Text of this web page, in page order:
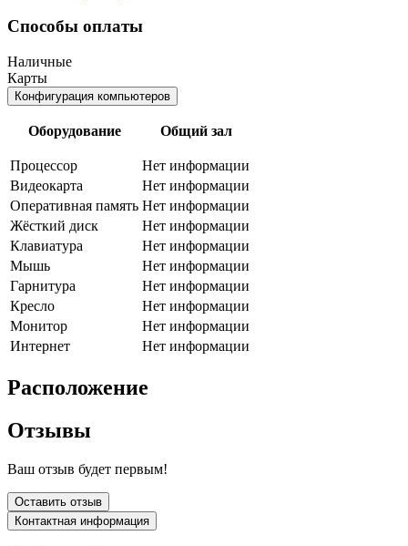
Способы оплаты
Наличные
Карты
Конфигурация компьютеров
Оборудование Общий зал
Процессор
Нет информации
Видеокарта
Нет информации
Оперативная память Нет информации
Жёсткий диск
Нет информации
Клавиатура
Нет информации
Мышь
Нет информации
Гарнитура
Нет информации
Кресло
Нет информации
Монитор
Нет информации
Интернет
Нет информации
Расположение
Отзывы
Ваш отзыв будет первым!
Оставить отзыв
Контактная информация